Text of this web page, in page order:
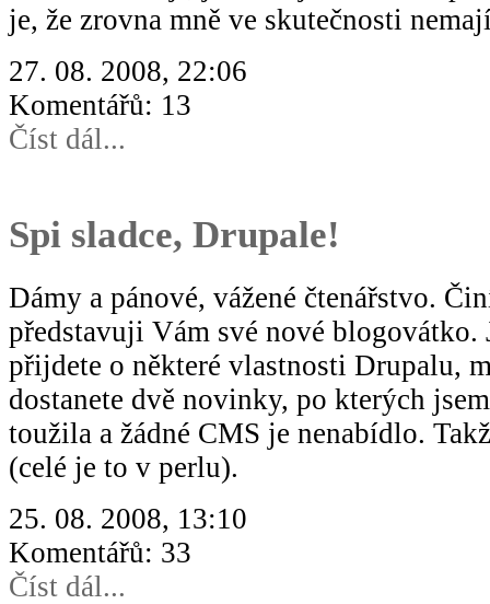
je, že zrovna mně ve skutečnosti
27. 08. 2008, 22:06
Komentářů: 13
Číst dál...
Spi sladce, Drupale!
Dámy a pánové, vážené čtenářstvo.
představuji Vám své nové blogovátko.
přijdete o některé vlastnosti Drupalu,
dostanete dvě novinky, po kterých
toužila a žádné CMS je nenabídlo.
(celé je to v perlu).
25. 08. 2008, 13:10
Komentářů: 33
Číst dál...